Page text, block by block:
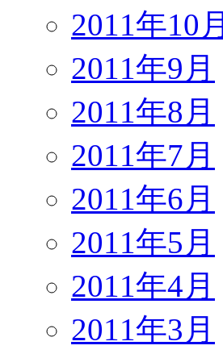
2011年10月
2011年9月
2011年8月
2011年7月
2011年6月
2011年5月
2011年4月
2011年3月